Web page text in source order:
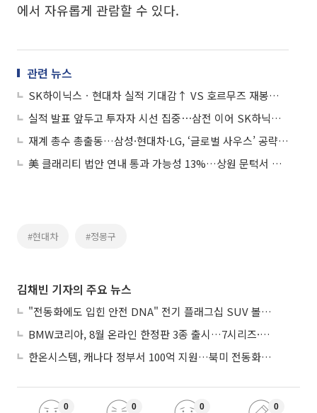
에서 자유롭게 관람할 수 있다.
관련 뉴스
SK하이닉스ㆍ현대차 실적 기대감↑ VS 호르무즈 재봉쇄⋯ 전고점 재도전
실적 발표 앞두고 투자자 시선 집중⋯삼전 이어 SK하닉ㆍ현대차 관심
재계 총수 총출동…삼성·현대차·LG, ‘글로벌 사우스’ 공략 전면전
美 클래리티 법안 연내 통과 가능성 13%…상원 문턱서 제동
#현대차 #정몽구
김채빈 기자의 주요 뉴스
"전동화에도 입힌 안전 DNA" 전기 플래그십 SUV 볼보 'EX90'
BMW코리아, 8월 온라인 한정판 3종 출시…7시리즈·X7·M340i 투어링
한온시스템, 캐나다 정부서 100억 지원…북미 전동화 시장 가속
0 0 0 0